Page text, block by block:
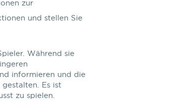
zur
und stellen Sie
Während sie
informieren und die
Es ist
zu spielen.